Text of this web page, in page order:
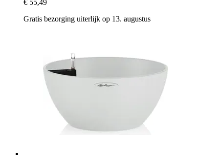
€ 55,49
Gratis bezorging uiterlijk op 13. augustus